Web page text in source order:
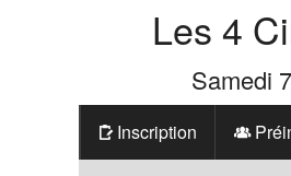
Les 4
Samedi
Inscription